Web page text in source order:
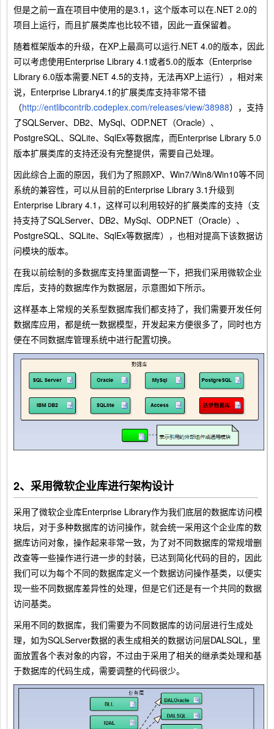
但是之前一直在项目中使用的是3.1，这个版本可以在.NET 2.0的
项目上运行，而且扩展类库也比较不错，因此一直保留着。
随着框架版本的升级，在XP上最高可以运行.NET 4.0的版本，因此
可以考虑使用Enterprise Library 4.1或者5.0的版本（Enterprise
Library 6.0版本需要.NET 4.5的支持，无法再XP上运行），相对来
说，Enterprise Library4.1的扩展类库支持非常不错
（http://entlibcontrib.codeplex.com/releases/view/38988），支持
了SQLServer、DB2、MySql、ODP.NET（Oracle）、
PostgreSQL、SQLite、SqlEx等数据库，而Enterprise Library 5.0
版本扩展类库的支持还没有完整提供，需要自己处理。
因此综合上面的原因，我们为了照顾XP、Win7/Win8/Win10等不同
系统的兼容性，可以从目前的Enterprise Library 3.1升级到
Enterprise Library 4.1，这样可以利用较好的扩展类库的支持（支
持支持了SQLServer、DB2、MySql、ODP.NET（Oracle）、
PostgreSQL、SQLite、SqlEx等数据库），也相对提高下该数据访
问模块的版本。
在我以前绘制的多数据库支持里面调整一下，把我们采用微软企业
库后，支持的数据库作为数据层，示意图如下所示。
这样基本上常规的关系型数据库我们都支持了，我们需要开发任何
数据库应用，都是统一数据模型，开发起来方便很多了，同时也方
便在不同数据库管理系统中进行配置切换。
2、采用微软企业库进行架构设计
采用了微软企业库Enterprise Library作为我们底层的数据库访问模
块后，对于多种数据库的访问操作，就会统一采用这个企业库的数
据库访问对象，操作起来非常一致，为了对不同数据库的常规增删
改查等一些操作进行进一步的封装，已达到简化代码的目的，因此
我们可以为每个不同的数据库定义一个数据访问操作基类，以便实
现一些不同数据库差异性的处理，但是它们还是有一个共同的数据
访问基类。
采用不同的数据库，我们需要为不同数据库的访问层进行生成处
理，如为SQLServer数据的表生成相关的数据访问层DALSQL，里
面放置各个表对象的内容，不过由于采用了相关的继承类处理和基
于数据库的代码生成，需要调整的代码很少。